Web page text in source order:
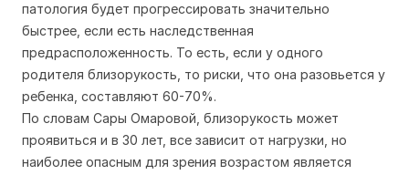
патология будет прогрессировать значительно
быстрее, если есть наследственная
предрасположенность. То есть, если у одного
родителя близорукость, то риски, что она разовьется у
ребенка, составляют 60-70%.
По словам Сары Омаровой, близорукость может
проявиться и в 30 лет, все зависит от нагрузки, но
наиболее опасным для зрения возрастом является